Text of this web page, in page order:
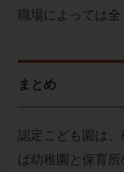
職場によっては全
まとめ
認定こども園は
ば幼稚園と保育所